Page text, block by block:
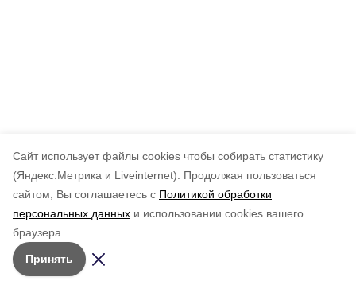
Cайт использует файлы cookies чтобы собирать статистику
(Яндекс.Метрика и Liveinternet).
Продолжая пользоваться
сайтом, Вы соглашаетесь с Политикой обработки
персональных данных и использовании cookies вашего
браузера.
Принять